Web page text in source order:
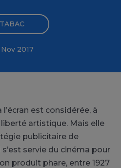
TABAC
2017
est considérée, à
artistique. Mais elle
publicitaire de
servie du cinéma pour
produit phare, entre 1927